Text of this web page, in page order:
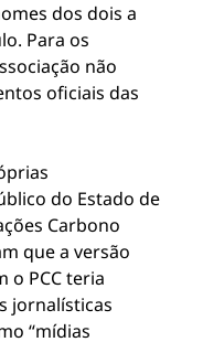
dos dois a
Para os
não
oficiais das
do Estado de
Carbono
que a versão
o PCC teria
jornalísticas
“mídias